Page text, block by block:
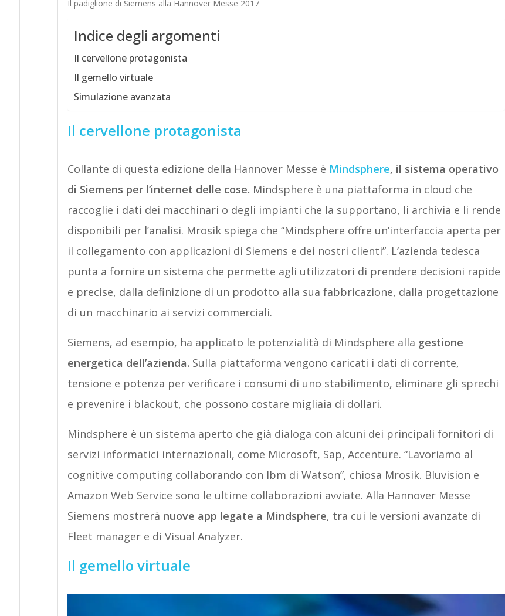
Il padiglione di Siemens alla Hannover Messe 2017
Indice degli argomenti
Il cervellone protagonista
Il gemello virtuale
Simulazione avanzata
Il cervellone protagonista
Collante di questa edizione della Hannover Messe è Mindsphere, il sistema operativo
di Siemens per l’internet delle cose. Mindsphere è una piattaforma in cloud che
raccoglie i dati dei macchinari o degli impianti che la supportano, li archivia e li rende
disponibili per l’analisi. Mrosik spiega che “Mindsphere offre un’interfaccia aperta per
il collegamento con applicazioni di Siemens e dei nostri clienti”. L’azienda tedesca
punta a fornire un sistema che permette agli utilizzatori di prendere decisioni rapide
e precise, dalla definizione di un prodotto alla sua fabbricazione, dalla progettazione
di un macchinario ai servizi commerciali.
Siemens, ad esempio, ha applicato le potenzialità di Mindsphere alla gestione
energetica dell’azienda. Sulla piattaforma vengono caricati i dati di corrente,
tensione e potenza per verificare i consumi di uno stabilimento, eliminare gli sprechi
e prevenire i blackout, che possono costare migliaia di dollari.
Mindsphere è un sistema aperto che già dialoga con alcuni dei principali fornitori di
servizi informatici internazionali, come Microsoft, Sap, Accenture. “Lavoriamo al
cognitive computing collaborando con Ibm di Watson”, chiosa Mrosik. Bluvision e
Amazon Web Service sono le ultime collaborazioni avviate. Alla Hannover Messe
Siemens mostrerà nuove app legate a Mindsphere, tra cui le versioni avanzate di
Fleet manager e di Visual Analyzer.
Il gemello virtuale